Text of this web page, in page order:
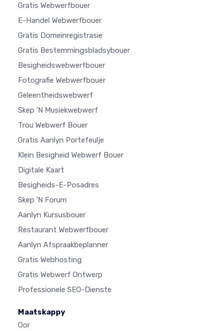
Gratis Webwerfbouer
E-Handel Webwerfbouer
Gratis Domeinregistrasie
Gratis Bestemmingsbladsybouer
Besigheidswebwerfbouer
Fotografie Webwerfbouer
Geleentheidswebwerf
Skep 'n Musiekwebwerf
Trou Webwerf Bouer
Gratis Aanlyn Portefeulje
Klein Besigheid Webwerf Bouer
Digitale Kaart
Besigheids-E-Posadres
Skep 'n Forum
Aanlyn Kursusbouer
Restaurant Webwerfbouer
Aanlyn Afspraakbeplanner
Gratis Webhosting
Gratis Webwerf Ontwerp
Professionele SEO-Dienste
Maatskappy
Oor